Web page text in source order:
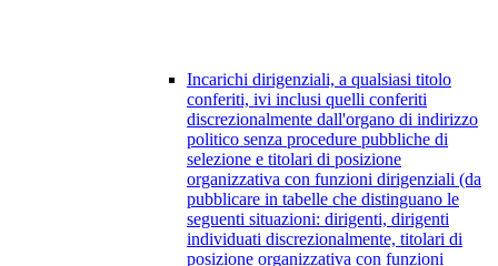
Incarichi dirigenziali, a qualsiasi titolo
conferiti, ivi inclusi quelli conferiti
discrezionalmente dall'organo di indirizzo
politico senza procedure pubbliche di
selezione e titolari di posizione
organizzativa con funzioni dirigenziali (da
pubblicare in tabelle che distinguano le
seguenti situazioni: dirigenti, dirigenti
individuati discrezionalmente, titolari di
posizione organizzativa con funzioni